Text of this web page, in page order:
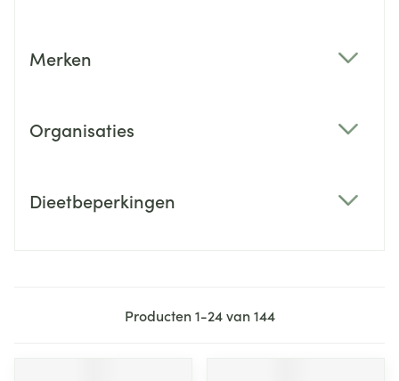
Merken
Organisaties
Dieetbeperkingen
Producten1-24van144